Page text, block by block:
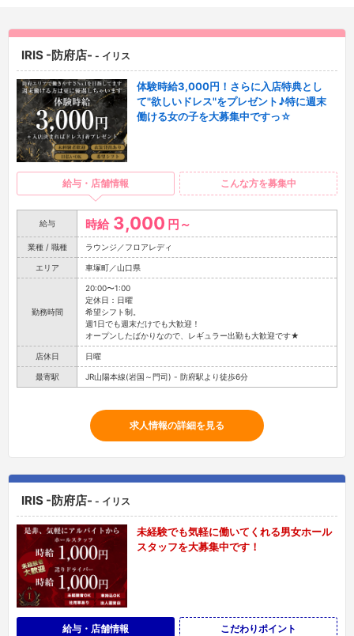
IRIS -防府店- - イリス
体験時給3,000円！さらに入店特典とし
て"欲しいドレス"をプレゼント♪特に週末
働ける女の子を大募集中ですっ☆
給与・店舗情報 こんな方を募集中
給与 時給 3,000 円～
業種 / 職種 ラウンジ／フロアレディ
エリア 車塚町／山口県
勤務時間
20:00〜1:00
定休日：日曜
希望シフト制。
週1日でも週末だけでも大歓迎！
オープンしたばかりなので、レギュラー出勤も大歓迎です★
店休日 日曜
最寄駅 JR山陽本線(岩国～門司) - 防府駅より徒歩6分
求人情報の詳細を見る
IRIS -防府店- - イリス
未経験でも気軽に働いてくれる男女ホール
スタッフを大募集中です！
給与・店舗情報 こだわりポイント